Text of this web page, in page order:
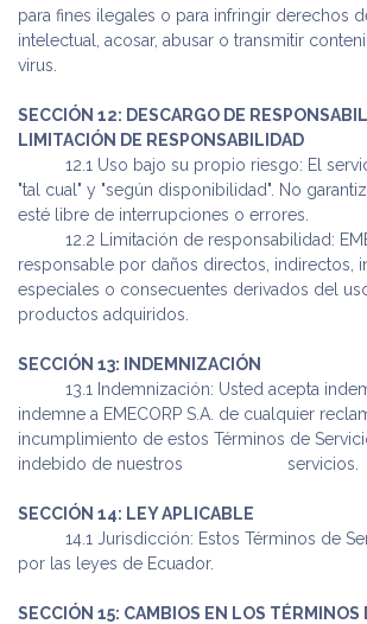
para fines ilegales o para infringir derechos
intelectual, acosar, abusar o transmitir
virus.
SECCIÓN 12: DESCARGO DE
LIMITACIÓN DE RESPONSABILIDAD
​12.1 Uso bajo su propio riesgo: El
"tal cual" y "según disponibilidad". No
esté libre de interrupciones o errores.
​12.2 Limitación de responsabilidad:
responsable por daños directos, indirectos,
especiales o consecuentes derivados del
productos adquiridos.
SECCIÓN 13: INDEMNIZACIÓN
​13.1 Indemnización: Usted acepta
indemne a EMECORP S.A. de cualquier
incumplimiento de estos Términos de
indebido de nuestros
​ servicios.
SECCIÓN 14: LEY APLICABLE
​14.1 Jurisdicción: Estos Términos de
por las leyes de Ecuador.
SECCIÓN 15: CAMBIOS EN LOS TÉRMINOS